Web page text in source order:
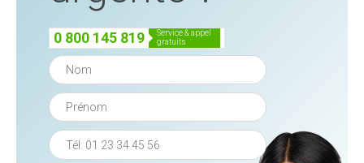
0 800 145 819
service & appel
gratuits